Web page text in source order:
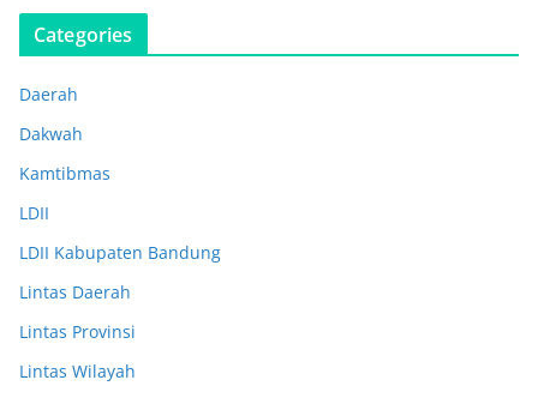
Categories
Daerah
Dakwah
Kamtibmas
LDII
LDII Kabupaten Bandung
Lintas Daerah
Lintas Provinsi
Lintas Wilayah